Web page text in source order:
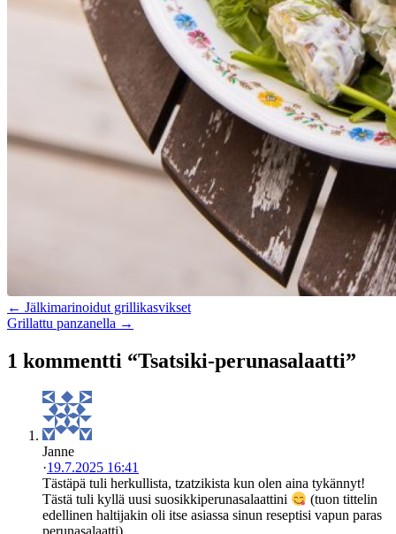
← Jälkimarinoidut grillikasvikset
Grillattu panzanella →
1 kommentti “Tsatsiki-perunasalaatti”
Janne
·19.7.2025 16:41
Tästäpä tuli herkullista, tzatzikista kun olen aina tykännyt!
Tästä tuli kyllä uusi suosikkiperunasalaattini
(tuon tittelin
edellinen haltijakin oli itse asiassa sinun reseptisi vapun paras
perunasalaatti)